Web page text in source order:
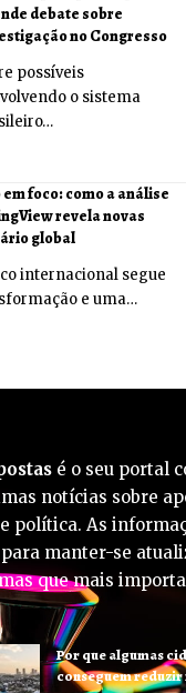
debate sobre
no Congresso
possíveis
o sistema
foco: como a análise
revela novas
global
internacional segue
e uma…
é o seu portal
notícias sobre
política. As
manter-se
que mais
Por que algumas
conseguem